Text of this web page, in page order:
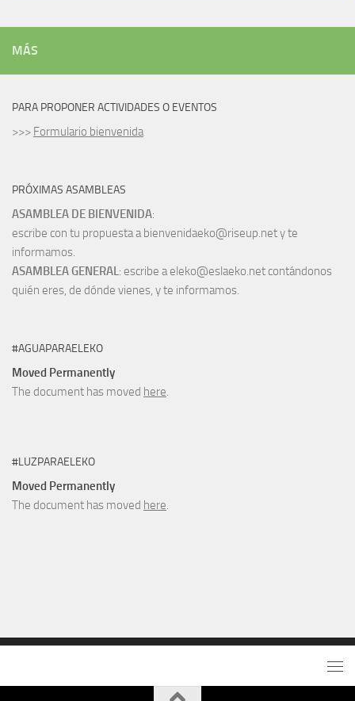
MÁS
PARA PROPONER ACTIVIDADES O EVENTOS
>>> Formulario bienvenida
PRÓXIMAS ASAMBLEAS
ASAMBLEA DE BIENVENIDA:
escribe con tu propuesta a bienvenidaeko@riseup.net y te
informamos.
ASAMBLEA GENERAL: escribe a eleko@eslaeko.net contándonos
quién eres, de dónde vienes, y te informamos.
#AGUAPARAELEKO
Moved Permanently
The document has moved here.
#LUZPARAELEKO
Moved Permanently
The document has moved here.